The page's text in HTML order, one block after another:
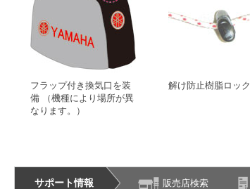
フラップ付き換気口を装
備 （機種により場所が異
なります。）
解け防止樹脂ロック
サポート情報 販売店検索